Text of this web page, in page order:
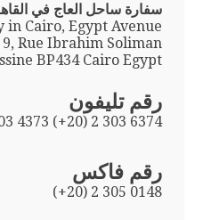
سفارة ساحل العاج في
in Cairo, Egypt Avenue
9, Rue Ibrahim Soliman
BP434 Cairo Egypt
رقم تليفون
4373 (+20) 2 303 6374
رقم فاكس
(+20) 2 305 0148